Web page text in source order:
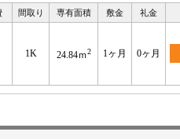
間取り 専有面積 敷金 礼金
1K 24.84ｍ2 1ヶ月 0ヶ月